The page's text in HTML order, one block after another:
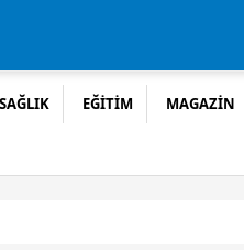
SAĞLIK EĞİTİM MAGAZİN